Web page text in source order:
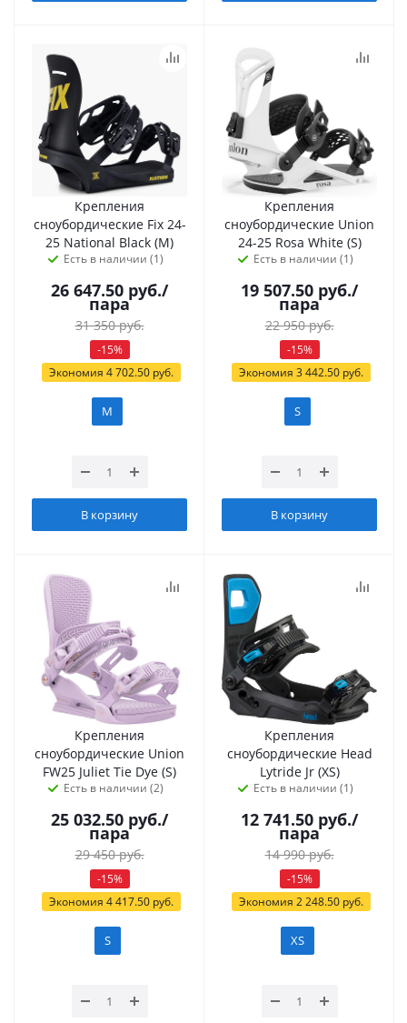
Крепления
сноубордические Fix 24-
25 National Black (M)
Есть в наличии (1)
26 647.50 руб./
пара
31 350руб.
-15%
Экономия 4 702.50руб.
M
В корзину
Крепления
сноубордические Union
24-25 Rosa White (S)
Есть в наличии (1)
19 507.50 руб./
пара
22 950руб.
-15%
Экономия 3 442.50руб.
S
В корзину
Крепления
сноубордические Union
FW25 Juliet Tie Dye (S)
Есть в наличии (2)
25 032.50 руб./
пара
29 450руб.
-15%
Экономия 4 417.50руб.
S
Крепления
сноубордические Head
Lytride Jr (XS)
Есть в наличии (1)
12 741.50 руб./
пара
14 990руб.
-15%
Экономия 2 248.50руб.
XS